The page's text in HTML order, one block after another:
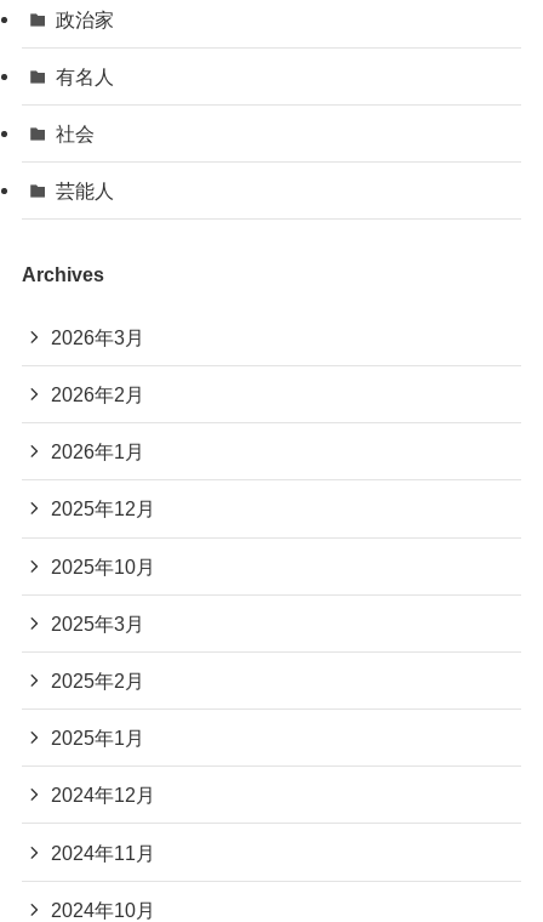
政治家
有名人
社会
芸能人
Archives
2026年3月
2026年2月
2026年1月
2025年12月
2025年10月
2025年3月
2025年2月
2025年1月
2024年12月
2024年11月
2024年10月